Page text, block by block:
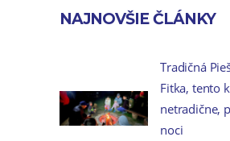
NAJNOVŠIE ČLÁNKY
Tradičná
Fitka, tento
netradične,
noci